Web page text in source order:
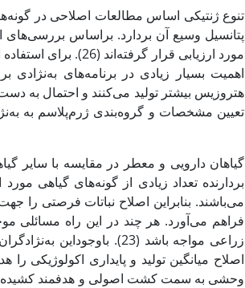
تنوع ژنتیکی اساس مطالعات اصلاحی در
مورد ارزیابی قرار
اهمیت بسیار زیادی در برنامه‌های به‌نژادی
هتروزیس بیشتر تولید می‌کنند و احتمال به
تعیین مشخصات و گروه‌بندی ژرم‌پلاسم به
گیاهان دارویی و معطر در مقایسه با سایر
بردارنده تعداد زیادی از گونه‌های گیاهی
می‌باشند. بنابراین اصلاح نباتات فرصتی را
فراهم می‌آورد. هر چند در این راه مسائلی
زراعی مواجه باشد (23).
وحشی به سمت کشت اصولی و هدفمند کشیده